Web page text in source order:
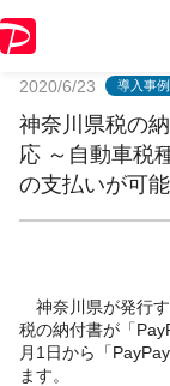
2020/6/23 導入事例
神奈川県税の
応 ～自動車税
の支払いが可
神奈川県が発行
税の納付書が「
月1日から「
ます。